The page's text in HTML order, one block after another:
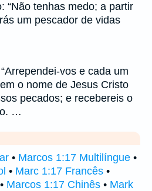
“Não tenhas medo; a partir
um pescador de vidas
vos e cada um
o nome de Jesus Cristo
pecados; e recebereis o
…
• Marcos 1:17 Multilíngue •
• Marc 1:17 Francês •
• Marcos 1:17 Chinês • Mark